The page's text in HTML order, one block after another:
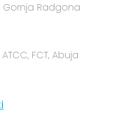
Radgona
FCT, Abuja